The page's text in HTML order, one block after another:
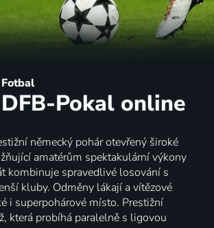
Fotbal
DFB-Pokal online
německý pohár otevřený široké
amatérům spektakulární výkony
kombinuje spravedlivé losování s
kluby. Odměny lákají a vítězové
i superpohárové místo. Prestižní
která probíhá paralelně s ligovou